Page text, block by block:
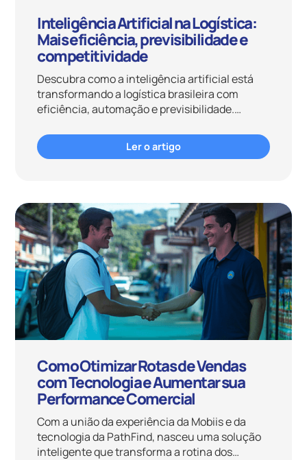
Inteligência Artificial na Logística:
Mais eficiência, previsibilidade e
competitividade
Descubra como a inteligência artificial está
transformando a logística brasileira com
eficiência, automação e previsibilidade.
Ler o artigo
Como Otimizar Rotas de Vendas
com Tecnologia e Aumentar sua
Performance Comercial
Com a união da experiência da Mobiis e da
tecnologia da PathFind, nasceu uma solução
inteligente que transforma a rotina dos